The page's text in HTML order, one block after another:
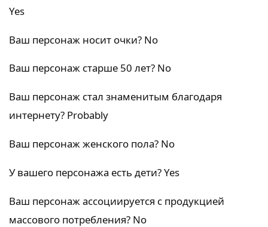
Yes
Ваш персонаж носит очки? No
Ваш персонаж старше 50 лет? No
Ваш персонаж стал знаменитым благодаря
интернету? Probably
Ваш персонаж женского пола? No
У вашего персонажа есть дети? Yes
Ваш персонаж ассоциируется с продукцией
массового потребления? No